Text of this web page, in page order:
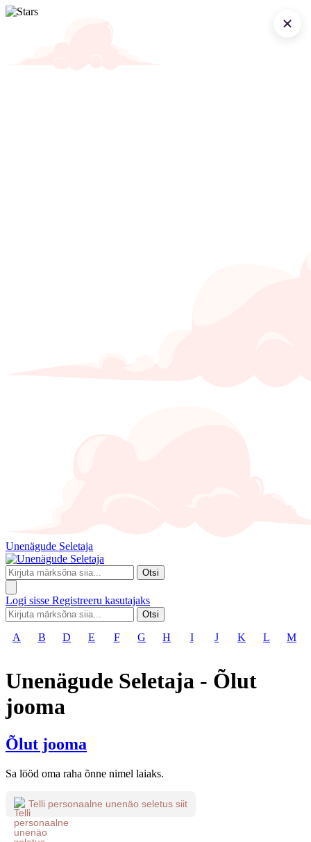
Unenägude Seletaja
Otsi
Logi sisse Registreeru kasutajaks
Otsi
A B D E F G H I J K L M
Unenägude Seletaja - Õlut
jooma
Õlut jooma
Sa lööd oma raha õnne nimel laiaks.
Telli personaalne unenäo seletus siit